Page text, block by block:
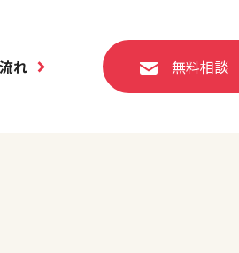
れ 無料相談